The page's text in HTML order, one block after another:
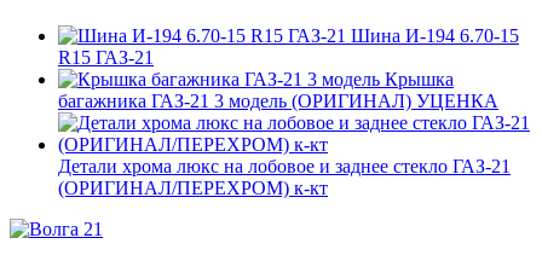
Шина И-194 6.70-15
R15 ГАЗ-21
Крышка
багажника ГАЗ-21 3 модель (ОРИГИНАЛ) УЦЕНКА
Детали хрома люкс на лобовое и заднее стекло ГАЗ-21
(ОРИГИНАЛ/ПЕРЕХРОМ) к-кт